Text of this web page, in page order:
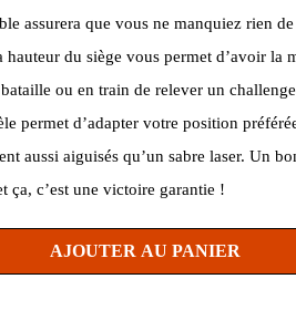
assurera que vous ne manquiez rien
du siège vous permet d’avoir la
ou en train de relever un
permet d’adapter votre position
aussi aiguisés qu’un sabre laser. Un
ça, c’est une victoire garantie !
AJOUTER AU PANIER